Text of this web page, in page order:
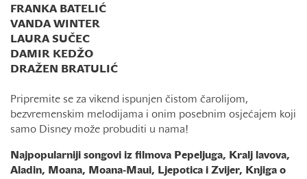
FRANKA BATELIĆ
VANDA WINTER
LAURA SUČEC
DAMIR KEDŽO
DRAŽEN BRATULIĆ
Pripremite se za vikend ispunjen čistom čarolijom,
bezvremenskim melodijama i onim posebnim osjećajem koji
samo Disney može probuditi u nama!
Najpopularniji songovi iz filmova Pepeljuga, Kralj lavova,
Aladin, Moana, Moana-Maui, Ljepotica i Zvijer, Knjiga o